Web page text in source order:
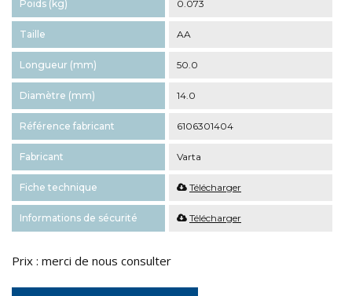
Poids (kg) 0.073
Taille AA
Longueur (mm) 50.0
Diamètre (mm) 14.0
Référence fabricant 6106301404
Fabricant Varta
Fiche technique Télécharger
Informations de sécurité Télécharger
Prix : merci de nous consulter